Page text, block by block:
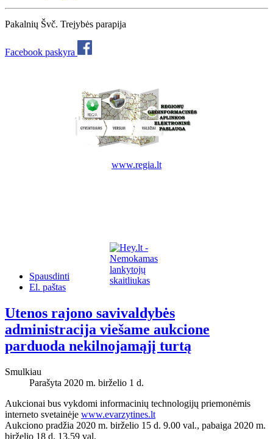
Pakalnių Švč. Trejybės parapija
Facebook paskyra
www.regia.lt
Spausdinti
El. paštas
Utenos rajono savivaldybės
administracija viešame aukcione
parduoda nekilnojamąjį turtą
Smulkiau
Parašyta 2020 m. birželio 1 d.
Aukcionai bus vykdomi informacinių technologijų priemonėmis
interneto svetainėje www.evarzytines.lt
Aukciono pradžia 2020 m. birželio 15 d. 9.00 val., pabaiga 2020 m.
birželio 18 d. 13.59 val.